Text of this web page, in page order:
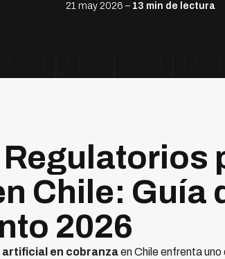
21 may 2026 – 13 min de lectura
Chile: Guía
2026
en cobranzaen Chile enfrenta